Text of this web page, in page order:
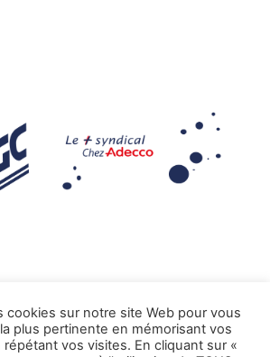
cookies sur notre site Web pour vous
plus pertinente en mémorisant vos
vos visites. En cliquant sur «